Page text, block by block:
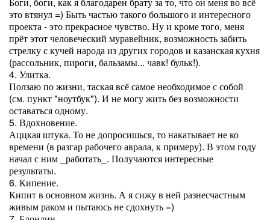
это втянул =) Быть частью такого большого и интересного
проекта - это прекрасное чувство. Ну и кроме того, меня
прёт этот человеческий муравейник, возможность забить
стрелку с кучей народа из других городов и казанская кухня
(рассольник, пироги, бальзамы... чавк! бульк!).
4. Улитка.
Ползаю по жизни, таская всё самое необходимое с собой
(см. пункт "ноутбук"). И не могу жить без возможности
оставаться одному.
5. Вдохновение.
Аццкая штука. То не допросишься, то накатывает не ко
времени (в разгар рабочего аврала, к примеру). В этом году
начал с ним _работать_. Получаются интересные
результаты.
6. Кипение.
Кипит в основном жизнь. А я сижу в ней разнесчастным
живым раком и пытаюсь не сдохнуть =)